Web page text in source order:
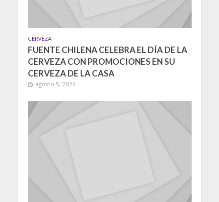
CERVEZA
FUENTE CHILENA CELEBRA EL DÍA DE LA
CERVEZA CON PROMOCIONES EN SU
CERVEZA DE LA CASA
agosto 5, 2026